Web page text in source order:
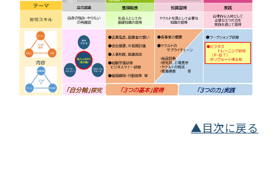
▲目次に戻る